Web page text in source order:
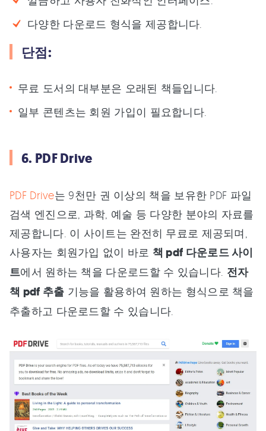
다양한 다운로드 형식을 제공합니다.
단점:
무료 도서의 대부분은 오래된 책들입니다.
일부 콘텐츠는 회원 가입이 필요합니다.
6. PDF Drive
PDF Drive는 9천만 권 이상의 책을 보유한 PDF 파일
검색 엔진으로, 과학, 예술 등 다양한 분야의 자료를
제공합니다. 이 사이트는 완전히 무료로 제공되며,
사용자는 회원가입 없이 바로 책 pdf 다운로드 사이
트에서 원하는 책을 다운로드할 수 있습니다. 전자
책 pdf 추출 기능을 활용하여 원하는 형식으로 책을
추출하고 다운로드할 수 있습니다.